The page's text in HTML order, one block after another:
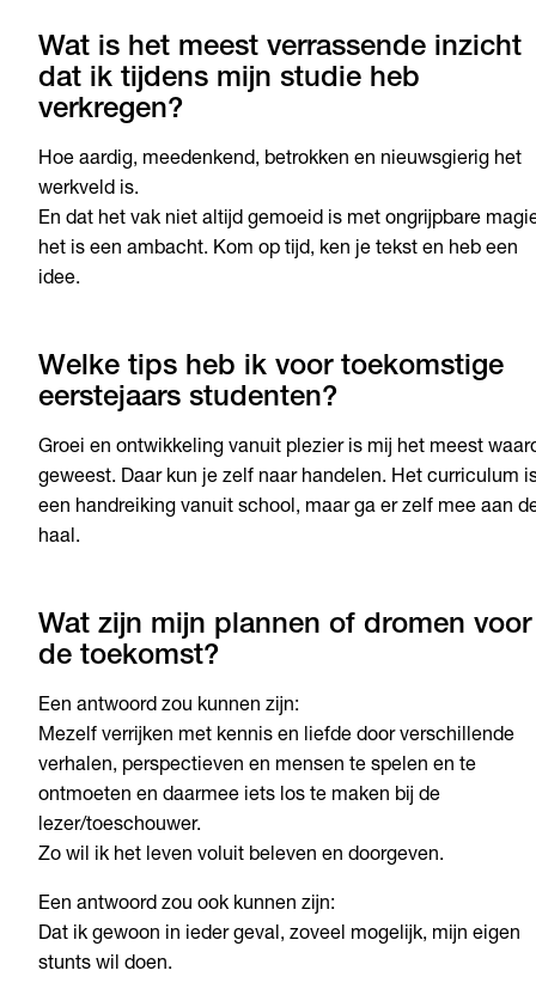
Wat is het meest verrassende inzicht
dat ik tijdens mijn studie heb
verkregen?
Hoe aardig, meedenkend, betrokken en nieuwsgierig het
werkveld is.
En dat het vak niet altijd gemoeid is met ongrijpbare
het is een ambacht. Kom op tijd, ken je tekst en heb een
idee.
Welke tips heb ik voor toekomstige
eerstejaars studenten?
Groei en ontwikkeling vanuit plezier is mij het meest
geweest. Daar kun je zelf naar handelen. Het curriculum
een handreiking vanuit school, maar ga er zelf mee aan
haal.
Wat zijn mijn plannen of dromen voor
de toekomst?
Een antwoord zou kunnen zijn:
Mezelf verrijken met kennis en liefde door verschillende
verhalen, perspectieven en mensen te spelen en te
ontmoeten en daarmee iets los te maken bij de
lezer/toeschouwer.
Zo wil ik het leven voluit beleven en doorgeven.
Een antwoord zou ook kunnen zijn:
Dat ik gewoon in ieder geval, zoveel mogelijk, mijn eigen
stunts wil doen.